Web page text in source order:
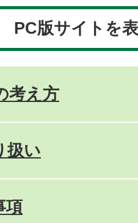
PC版サイトを
考え方
扱い
項